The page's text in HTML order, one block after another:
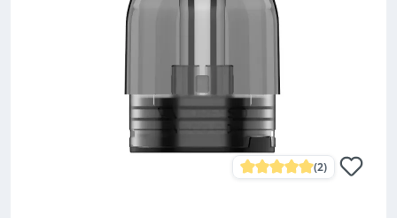
Durchschnittliche
(2)